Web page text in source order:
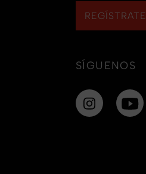
REGÍSTRATE
SÍGUENOS